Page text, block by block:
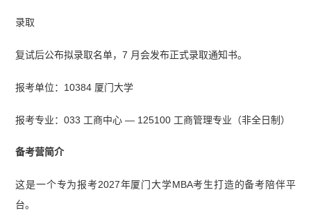
录取
复试后公布拟录取名单，7 月会发布正式录取通知书。
报考单位：10384 厦门大学
报考专业：033 工商中心 — 125100 工商管理专业（非全日制）
备考营简介
这是一个专为报考2027年厦门大学MBA考生打造的备考陪伴平
台。